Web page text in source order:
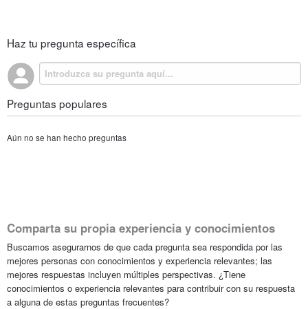
Haz tu pregunta específica
Preguntas populares
Aún no se han hecho preguntas
Comparta su propia experiencia y conocimientos
Buscamos asegurarnos de que cada pregunta sea respondida por las
mejores personas con conocimientos y experiencia relevantes; las
mejores respuestas incluyen múltiples perspectivas. ¿Tiene
conocimientos o experiencia relevantes para contribuir con su respuesta
a alguna de estas preguntas frecuentes?